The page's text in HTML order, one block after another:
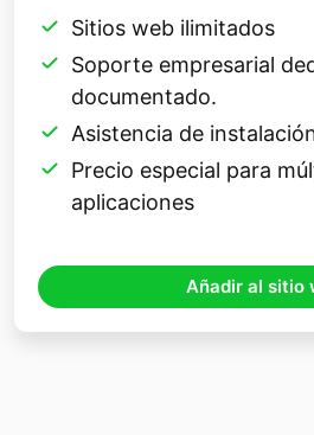
Sitios web ilimitados
Soporte empresarial
documentado.
Asistencia de
Precio especial para
aplicaciones
Añadir al sitio